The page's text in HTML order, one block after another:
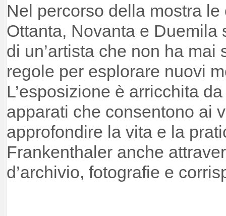
Nel percorso della mostra
Ottanta, Novanta e Duemila
di un’artista che non ha
regole per esplorare nuovi
L’esposizione è arricchita
apparati che consentono ai
approfondire la vita e la
Frankenthaler anche
d’archivio, fotografie e